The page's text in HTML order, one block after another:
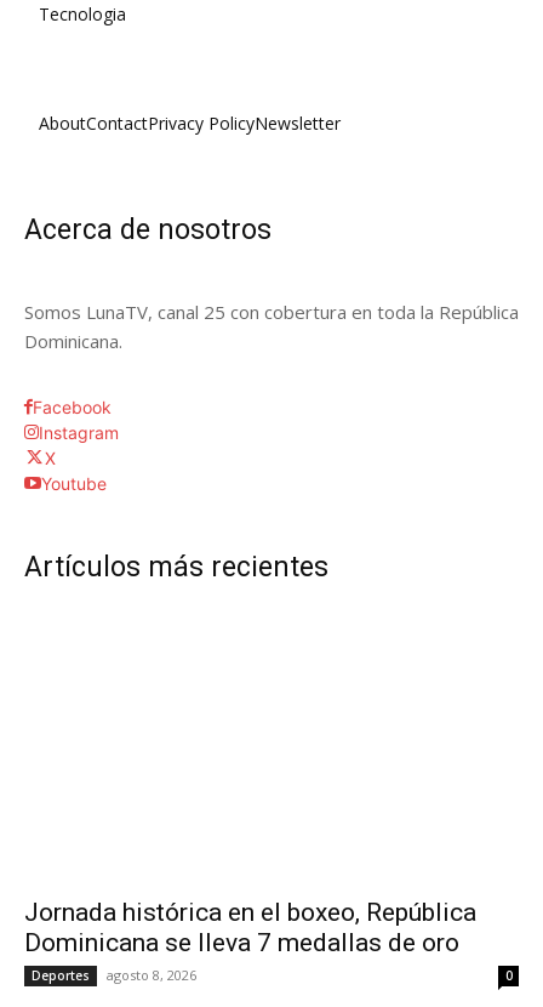
Tecnologia
AboutContactPrivacy PolicyNewsletter
Acerca de nosotros
Somos LunaTV, canal 25 con cobertura en toda la República
Dominicana.
Facebook
Instagram
X
Youtube
Artículos más recientes
Jornada histórica en el boxeo, República
Dominicana se lleva 7 medallas de oro
Deportes agosto 8, 2026 0